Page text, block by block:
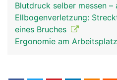
Blutdruck selber messen –
Ellbogenverletzung:
eines Bruches
Ergonomie am Arbeitsplatz